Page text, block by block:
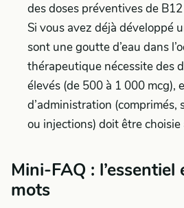
des doses préventives de
Si vous avez déjà développé
sont une goutte d’eau dans
thérapeutique nécessite des
élevés (de 500 à 1 000 mcg),
d’administration
ou injections) doit être choisie
Mini-FAQ : l’essentiel
mots